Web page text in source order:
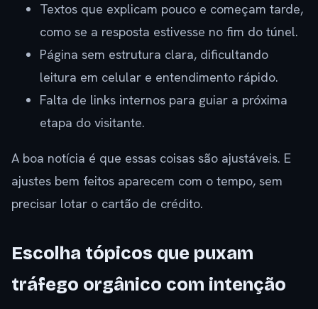
Textos que explicam pouco e começam tarde,
como se a resposta estivesse no fim do túnel.
Página sem estrutura clara, dificultando
leitura em celular e entendimento rápido.
Falta de links internos para guiar a próxima
etapa do visitante.
A boa notícia é que essas coisas são ajustáveis. E
ajustes bem feitos aparecem com o tempo, sem
precisar lotar o cartão de crédito.
Escolha tópicos que puxam
tráfego orgânico com intenção